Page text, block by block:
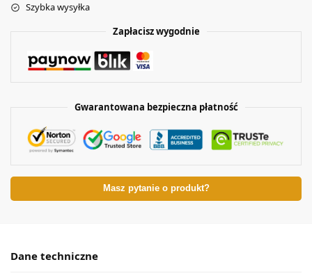
Szybka wysyłka
Zapłacisz wygodnie
Gwarantowana bezpieczna płatność
Masz pytanie o produkt?
Dane techniczne